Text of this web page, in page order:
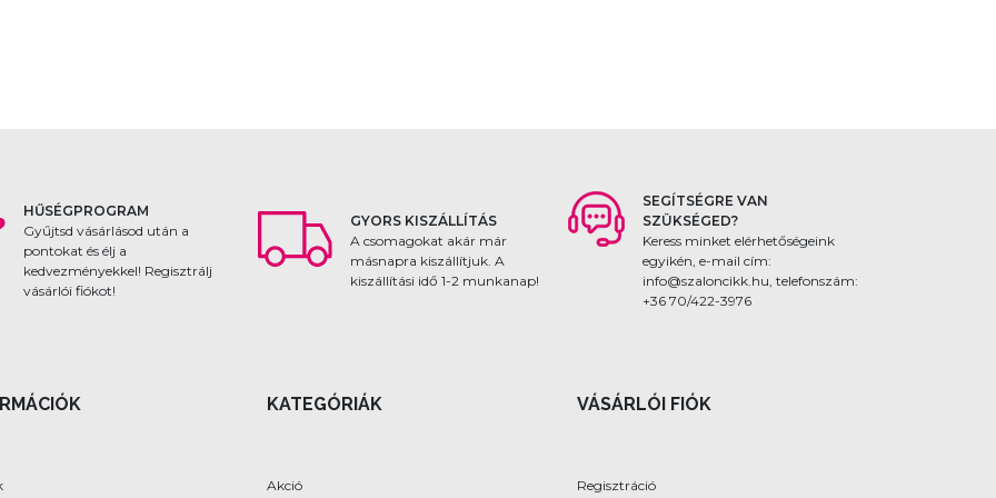
HŰSÉGPROGRAM
Gyűjtsd vásárlásod után a
pontokat és élj a
kedvezményekkel! Regisztrálj
vásárlói fiókot!
GYORS KISZÁLLÍTÁS
A csomagokat akár már
másnapra kiszállítjuk. A
kiszállítási idő 1-2 munkanap!
SEGÍTSÉGRE VAN
SZÜKSÉGED?
Keress minket elérhetőségeink
egyikén, e-mail cím:
info@szaloncikk.hu, telefonszám:
+36 70/422-3976
KATEGÓRIÁK
Akció
VÁSÁRLÓI FIÓK
Regisztráció